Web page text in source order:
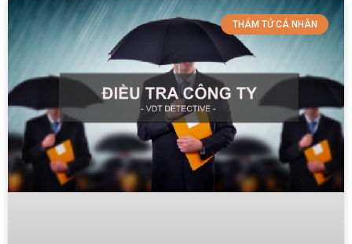
THÁM TỬ CÁ NHÂN